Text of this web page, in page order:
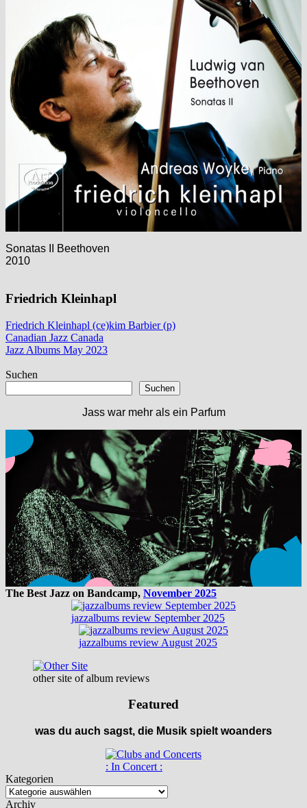
Sonatas II Beethoven
2010
Friedrich Kleinhapl
Friedrich Kleinhapl (ce)kim Barbier (p)
Beitragsnavigation
Vorheriger
Beitrag:
Canadian Jazz Canada
Nächster
Jazz Albums May 2023
Suchen
Suchen
Jass war mehr als ein Parfum
The Best Jazz on Bandcamp, November 2025
jazzalbums review September 2025
jazzalbums review August 2025
other site of album reviews
Featured
was du auch sagst, die Musik spielt woanders
: In Concert :
Kategorien
Archiv